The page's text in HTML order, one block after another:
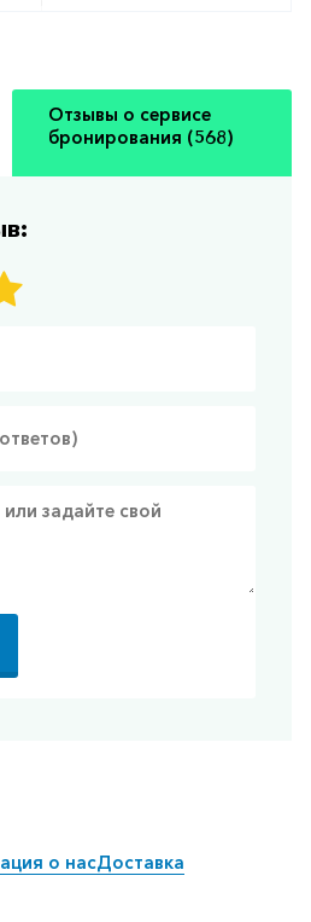
Отзывы о сервисе
бронирования (568)
о насДоставка